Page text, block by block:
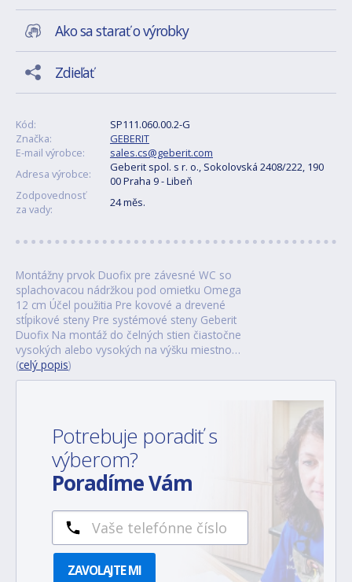
Ako sa starať o výrobky
Zdieľať
Kód:
SP111.060.00.2-G
Značka:
GEBERIT
E-mail výrobce:
sales.cs@geberit.com
Adresa výrobce:
Geberit spol. s r. o., Sokolovská 2408/222, 190
00 Praha 9 - Libeň
Zodpovednosť
za vady:
24 měs.
Montážny prvok Duofix pre závesné WC so
splachovacou nádržkou pod omietku Omega
12 cm Účel použitia Pre kovové a drevené
stĺpikové steny Pre systémové steny Geberit
Duofix Na montáž do čelných stien čiastočne
vysokých alebo vysokých na výšku miestno…
(celý popis)
Potrebuje poradiť s
výberom?
Poradíme Vám
ZAVOLAJTE MI